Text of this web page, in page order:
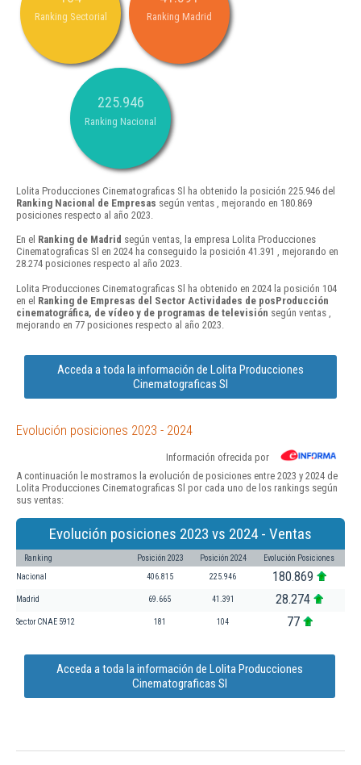
Ranking Sectorial Ranking Madrid
225.946
Ranking Nacional
Lolita Producciones Cinematograficas Sl ha obtenido la posición 225.946 del
Ranking Nacional de Empresas según ventas , mejorando en 180.869
posiciones respecto al año 2023.
En el Ranking de Madrid según ventas, la empresa Lolita Producciones
Cinematograficas Sl en 2024 ha conseguido la posición 41.391 , mejorando en
28.274 posiciones respecto al año 2023.
Lolita Producciones Cinematograficas Sl ha obtenido en 2024 la posición 104
en el Ranking de Empresas del Sector Actividades de posProducción
cinematográfica, de vídeo y de programas de televisión según ventas ,
mejorando en 77 posiciones respecto al año 2023.
Acceda a toda la información de Lolita Producciones
Cinematograficas Sl
Evolución posiciones 2023 - 2024
Información ofrecida por
A continuación le mostramos la evolución de posiciones entre 2023 y 2024 de
Lolita Producciones Cinematograficas Sl por cada uno de los rankings según
sus ventas:
Evolución posiciones 2023 vs 2024 - Ventas
Ranking Posición 2023 Posición 2024 Evolución Posiciones
Nacional 406.815 225.946 180.869
Madrid 69.665 41.391 28.274
Sector CNAE 5912 181 104 77
Acceda a toda la información de Lolita Producciones
Cinematograficas Sl